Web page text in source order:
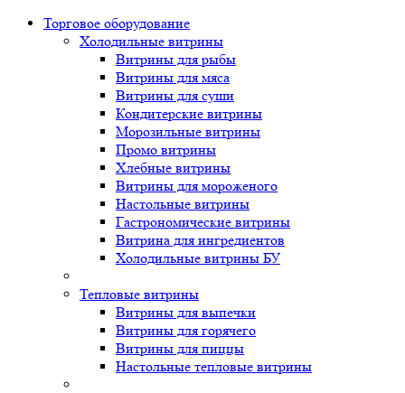
Торговое оборудованиe
Холодильные витрины
Витрины для рыбы
Витрины для мяса
Витрины для суши
Кондитерские витрины
Морозильные витрины
Промо витрины
Хлебные витрины
Витрины для мороженого
Настольные витрины
Гастрономические витрины
Витрина для ингредиентов
Холодильные витрины БУ
Тепловые витрины
Витрины для выпечки
Витрины для горячего
Витрины для пиццы
Настольные тепловые витрины